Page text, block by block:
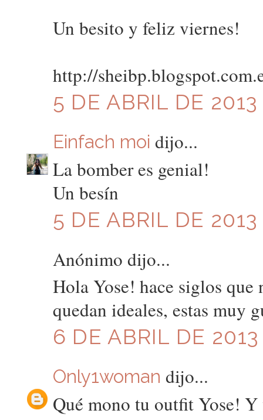
Un besito y feliz viernes!
http://
5 DE ABRIL DE
Einfach moi dijo...
La bomber es genial!
Un besín
5 DE ABRIL DE
Anónimo dijo...
Hola Yose! hace siglos
quedan ideales, estas muy
6 DE ABRIL DE
Only1woman dijo...
Qué mono tu outfit Yose!